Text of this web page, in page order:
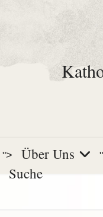
"> Über Uns
Suche